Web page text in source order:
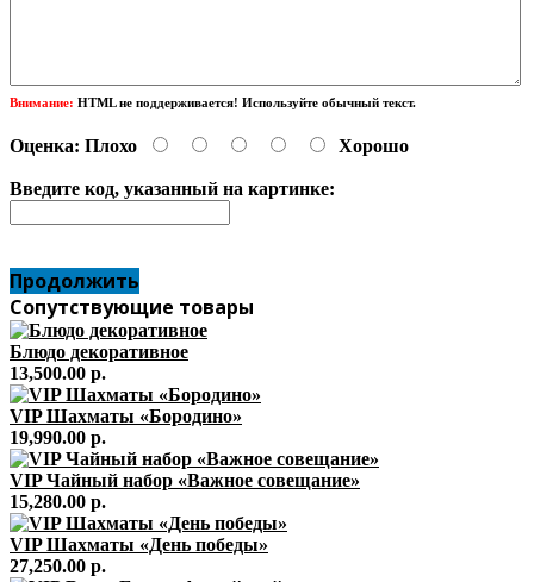
Внимание: HTML не поддерживается! Используйте обычный текст.
Оценка: Плохо Хорошо
Введите код, указанный на картинке:
Продолжить
Сопутствующие товары
Блюдо декоративное
13,500.00 р.
VIP Шахматы «Бородино»
19,990.00 р.
VIP Чайный набор «Важное совещание»
15,280.00 р.
VIP Шахматы «День победы»
27,250.00 р.